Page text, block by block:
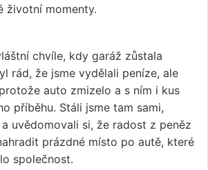
životní momenty.
chvíle, kdy garáž zůstala
rád, že jsme vydělali peníze, ale
auto zmizelo a s ním i kus
příběhu. Stáli jsme tam sami,
uvědomovali si, že radost z peněz
prázdné místo po autě, které
společnost.